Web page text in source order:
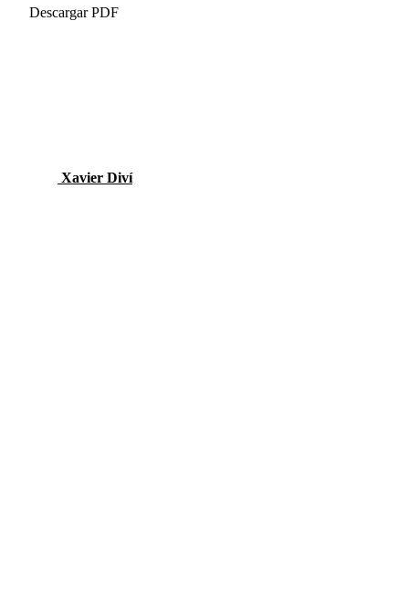
Descargar PDF
Xavier Diví